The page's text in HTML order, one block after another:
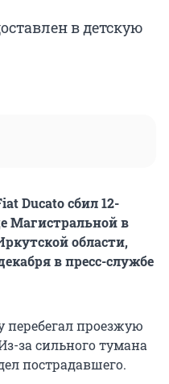
в детскую
Ducato сбил 12-
Магистральной в
области,
в пресс-службе
проезжую
за сильного тумана
пострадавшего.